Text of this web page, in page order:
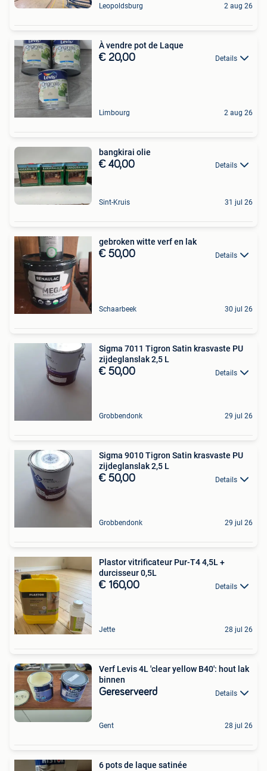
Leopoldsburg 2 aug 26
À vendre pot de Laque
€ 20,00 Details
Limbourg 2 aug 26
bangkirai olie
€ 40,00 Details
Sint-Kruis 31 jul 26
gebroken witte verf en lak
€ 50,00 Details
Schaarbeek 30 jul 26
Sigma 7011 Tigron Satin krasvaste PU
zijdeglanslak 2,5 L
€ 50,00 Details
Grobbendonk 29 jul 26
Sigma 9010 Tigron Satin krasvaste PU
zijdeglanslak 2,5 L
€ 50,00 Details
Grobbendonk 29 jul 26
Plastor vitrificateur Pur-T4 4,5L +
durcisseur 0,5L
€ 160,00 Details
Jette 28 jul 26
Verf Levis 4L 'clear yellow B40': hout lak
binnen
Gereserveerd Details
Gent 28 jul 26
6 pots de laque satinée